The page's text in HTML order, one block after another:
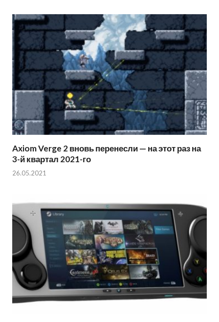
Axiom Verge 2 вновь перенесли — на этот раз на
3-й квартал 2021-го
26.05.2021